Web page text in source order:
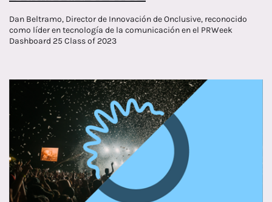
Dan Beltramo, Director de Innovación de Onclusive, reconocido
como líder en tecnología de la comunicación en el PRWeek
Dashboard 25 Class of 2023